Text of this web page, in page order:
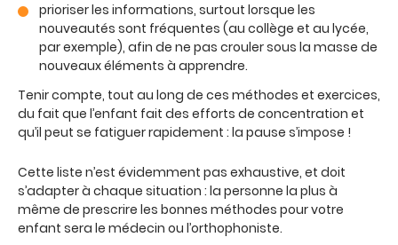
prioriser les informations, surtout lorsque les
nouveautés sont fréquentes (au collège et au lycée,
par exemple), afin de ne pas crouler sous la masse de
nouveaux éléments à apprendre.
Tenir compte, tout au long de ces méthodes et exercices,
du fait que l’enfant fait des efforts de concentration et
qu’il peut se fatiguer rapidement : la pause s’impose !
Cette liste n’est évidemment pas exhaustive, et doit
s’adapter à chaque situation : la personne la plus à
même de prescrire les bonnes méthodes pour votre
enfant sera le médecin ou l’orthophoniste.